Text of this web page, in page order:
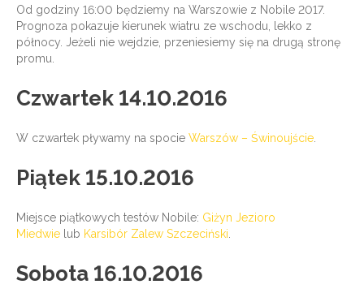
Od godziny 16:00 będziemy na Warszowie z Nobile 2017.
Prognoza pokazuje kierunek wiatru ze wschodu, lekko z
północy. Jeżeli nie wejdzie, przeniesiemy się na drugą stronę
promu.
Czwartek 14.10.2016
W czwartek pływamy na spocie Warszów – Świnoujście.
Piątek 15.10.2016
Miejsce piątkowych testów Nobile: Giżyn Jezioro
Miedwie lub Karsibór Zalew Szczeciński.
Sobota 16.10.2016